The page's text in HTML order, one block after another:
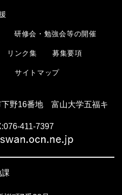
研修会・勉強会等の開催
リンク集 募集要項
サイトマップ
野16番地 富山大学五福キ
411-7397